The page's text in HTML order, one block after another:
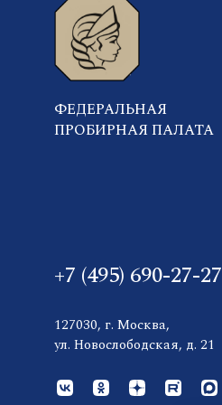
ФЕДЕРАЛЬНАЯ
ПРОБИРНАЯ ПАЛАТА
+7 (495) 690-27-27
127030, г. Москва,
ул. Новослободская, д. 21